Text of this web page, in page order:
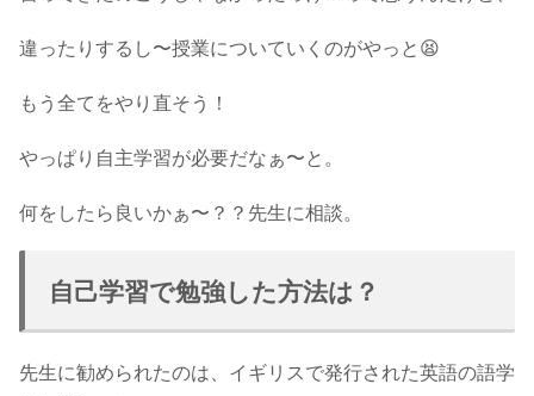
違ったりするし〜授業についていくのがやっと😫
もう全てをやり直そう！
やっぱり自主学習が必要だなぁ〜と。
何をしたら良いかぁ〜？？先生に相談。
自己学習で勉強した方法は？
先生に勧められたのは、イギリスで発行された英語の語学